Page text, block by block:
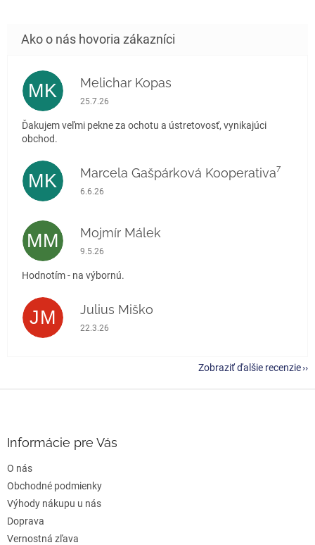
MK Melichar Kopas
Hodnotenie obchodu je 5 z 5 hviezdičiek.
25.7.26
Ďakujem veľmi pekne za ochotu a ústretovosť, vynikajúci
obchod.
MK Marcela Gašpárková Kooperativa⁷
Hodnotenie obchodu je 5 z 5 hviezdičiek.
6.6.26
MM Mojmír Málek
Hodnotenie obchodu je 5 z 5 hviezdičiek.
9.5.26
Hodnotím - na výbornú.
JM Julius Miško
Hodnotenie obchodu je 5 z 5 hviezdičiek.
22.3.26
Zobraziť ďalšie recenzie
e
Informácie pre Vás
O nás
Obchodné podmienky
Výhody nákupu u nás
Doprava
Vernostná zľava